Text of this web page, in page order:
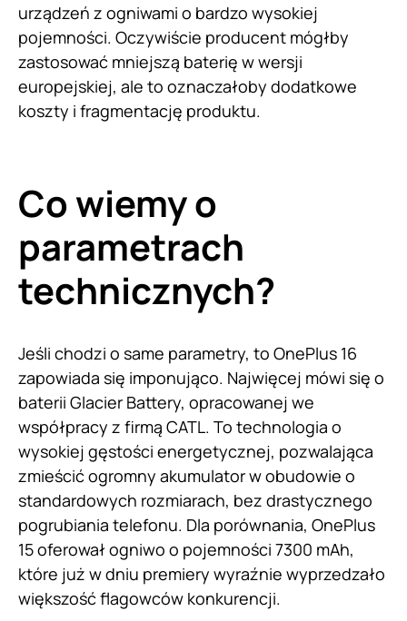
urządzeń z ogniwami o bardzo wysokiej
pojemności. Oczywiście producent mógłby
zastosować mniejszą baterię w wersji
europejskiej, ale to oznaczałoby dodatkowe
koszty i fragmentację produktu.
Co wiemy o
parametrach
technicznych?
Jeśli chodzi o same parametry, to OnePlus 16
zapowiada się imponująco. Najwięcej mówi się o
baterii Glacier Battery, opracowanej we
współpracy z firmą CATL. To technologia o
wysokiej gęstości energetycznej, pozwalająca
zmieścić ogromny akumulator w obudowie o
standardowych rozmiarach, bez drastycznego
pogrubiania telefonu. Dla porównania, OnePlus
15 oferował ogniwo o pojemności 7300 mAh,
które już w dniu premiery wyraźnie wyprzedzało
większość flagowców konkurencji.